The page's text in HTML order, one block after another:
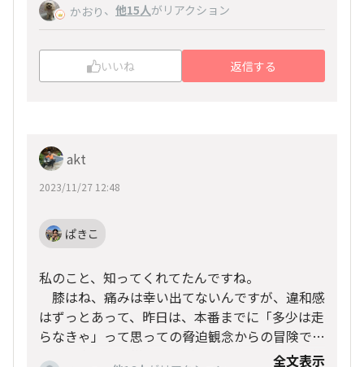
かおり 、 他15人がリアクション
いいね 返信する
akt
2023/11/27 12:48
ぱきこ
私のこと、知ってくれてたんですね。
膝はね、痛みは幸い出てないんですが、違和感
はずっとあって、昨日は、本番までに「多少は走
らなきゃ」って思っての脅迫観念からの冒険でし
た。 本番は、様子みながら出走しますよ。 笑
全文表示